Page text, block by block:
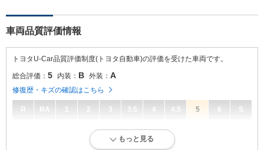
車両品質評価情報
トヨタU-Car品質評価制度(トヨタ自動車)の評価を受けた車両です。
総合評価： 5 内装： B 外装： A
修復歴・キズの確認はこちら
R RA 1 2 3 3.5 4 4.5 5 6 S
走行距離が5万キロ以内で、とてもきれいな状態です。
もっと見る